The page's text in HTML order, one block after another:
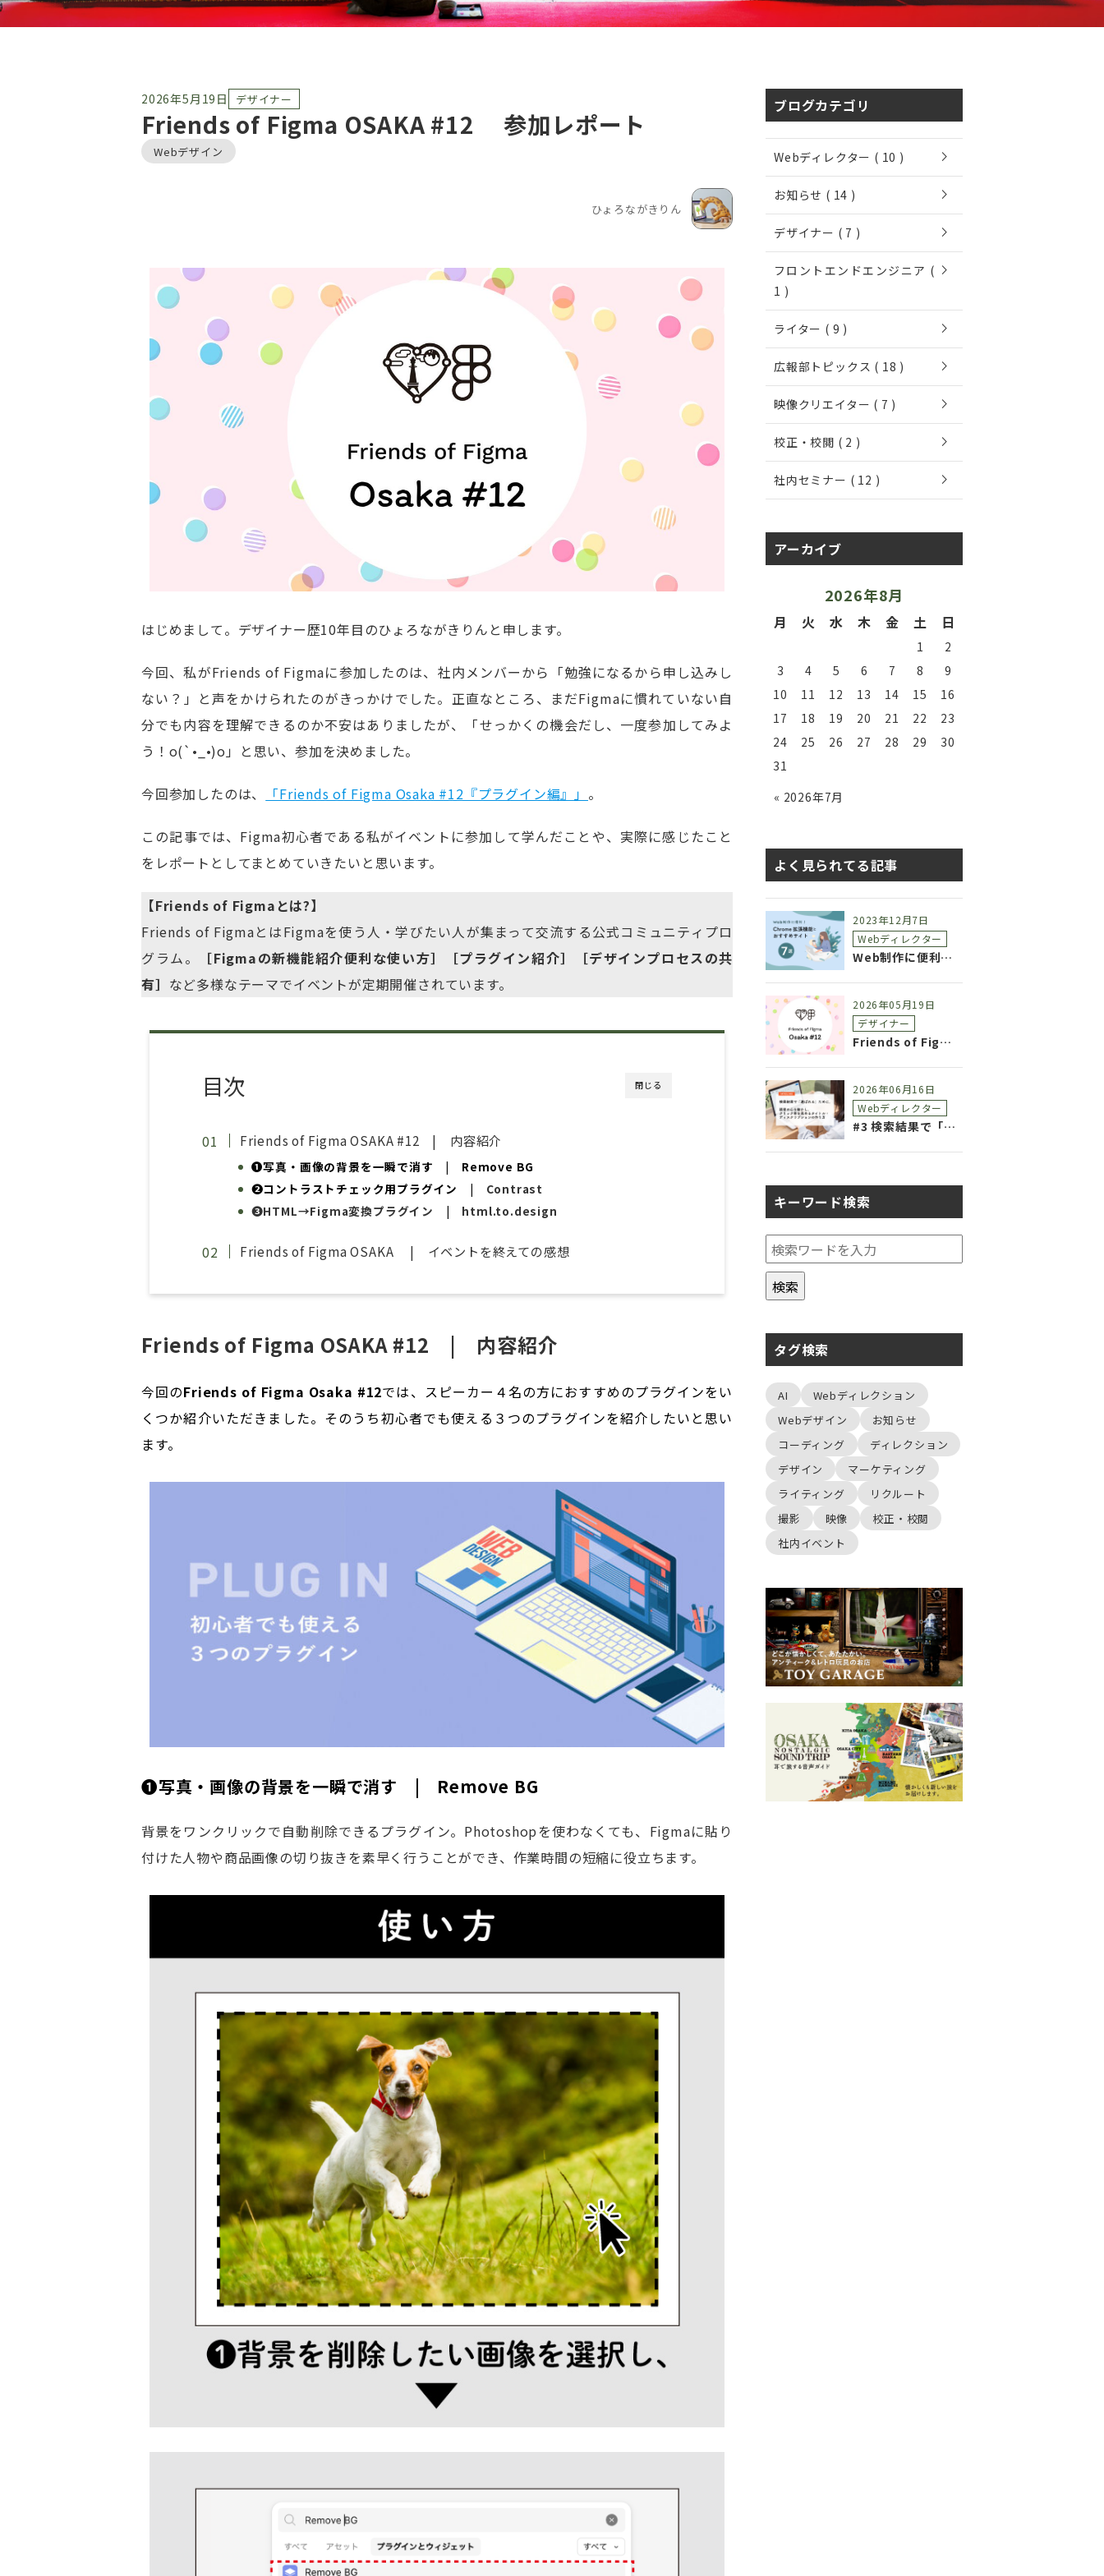
2026年5月19日 デザイナー
Friends of Figma OSAKA #12 参加レポート
Webデザイン
ひょろながきりん
はじめまして。デザイナー歴10年目のひょろながきりんと申します。
今回、私がFriends of Figmaに参加したのは、社内メンバーから「勉強になるから申し込みし
ない？」と声をかけられたのがきっかけでした。正直なところ、まだFigmaに慣れていない自
分でも内容を理解できるのか不安はありましたが、「せっかくの機会だし、一度参加してみよ
う！o(`•_•)o」と思い、参加を決めました。
今回参加したのは、 「Friends of Figma Osaka #12『プラグイン編』」 。
この記事では、Figma初心者である私がイベントに参加して学んだことや、実際に感じたこと
をレポートとしてまとめていきたいと思います。
【Friends of Figmaとは?】
Friends of FigmaとはFigmaを使う人・学びたい人が集まって交流する公式コミュニティプロ
グラム。
［Figmaの新機能紹介便利な使い方］［プラグイン紹介］［デザインプロセスの共
有］ など多様なテーマでイベントが定期開催されています。
閉じる
目次
Friends of Figma OSAKA #12 | 内容紹介
❶写真・画像の背景を一瞬で消す | Remove BG
❷コントラストチェック用プラグイン | Contrast
❸HTML→Figma変換プラグイン | html.to.design
Friends of Figma OSAKA | イベントを終えての感想
Friends of Figma OSAKA #12 | 内容紹介
今回のFriends of Figma Osaka #12では、スピーカー４名の方におすすめのプラグインをい
くつか紹介いただきました。そのうち初心者でも使える３つのプラグインを紹介したいと思い
ます。
❶写真・画像の背景を一瞬で消す | Remove BG
背景をワンクリックで自動削除できるプラグイン。Photoshopを使わなくても、Figmaに貼り
付けた人物や商品画像の切り抜きを素早く行うことができ、作業時間の短縮に役立ちます。
ブログカテゴリ
Webディレクター ( 10 ) chevron_right
お知らせ ( 14 ) chevron_right
デザイナー ( 7 ) chevron_right
フロントエンドエンジニア (
1 )
chevron_right
ライター ( 9 ) chevron_right
広報部トピックス ( 18 ) chevron_right
映像クリエイター ( 7 ) chevron_right
校正・校閲 ( 2 ) chevron_right
社内セミナー ( 12 ) chevron_right
アーカイブ
2026年8月
月 火 水 木 金 土 日
1
2
3
4 5 6 7 8
9
10
11 12 13 14 15
16
17
18 19 20 21 22
23
24
25 26 27 28 29
30
31
« 2026年7月
よく見られてる記事
2023年12月7日
Webディレクター
Web制作に便利！Chrome拡張機能とおすすめサイト7選
2026年05月19日
デザイナー
Friends of Figma OSAKA #12 参加レポート
2026年06月16日
Webディレクター
#3 検索結果で「選ばれる」ために。読者の心を動かし、クリック率を高めるタイトル・ディスクリプションの作り方
キーワード検索
タグ検索
AI
Webディレクション
Webデザイン
お知らせ
コーディング
ディレクション
デザイン
マーケティング
ライティング
リクルート
撮影
映像
校正・校閲
社内イベント